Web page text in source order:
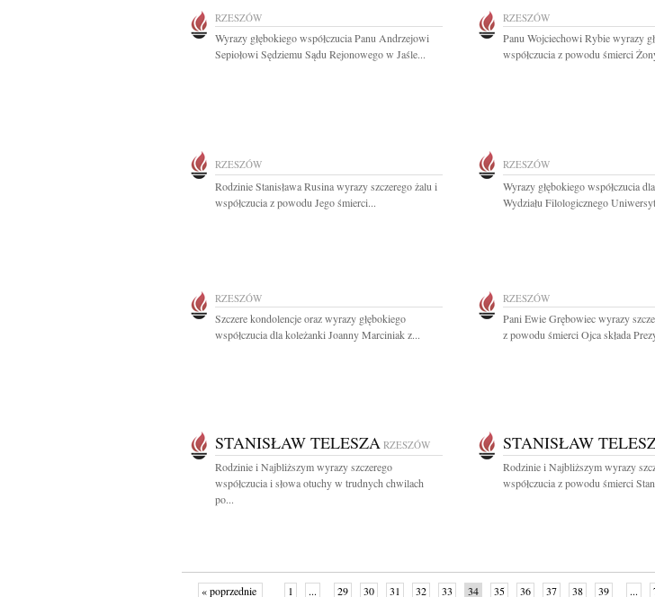
RZESZÓW
Wyrazy głębokiego współczucia Panu Andrzejowi
Sepiołowi Sędziemu Sądu Rejonowego w Jaśle...
RZESZÓW
Panu Wojciechowi Rybie wyrazy
współczucia z powodu śmierci
RZESZÓW
Rodzinie Stanisława Rusina wyrazy szczerego żalu i
współczucia z powodu Jego śmierci...
RZESZÓW
Wyrazy głębokiego współczucia
Wydziału Filologicznego
RZESZÓW
Szczere kondolencje oraz wyrazy głębokiego
współczucia dla koleżanki Joanny Marciniak z...
RZESZÓW
Pani Ewie Grębowiec wyrazy
z powodu śmierci Ojca składa
STANISŁAW TELESZA RZESZÓW
Rodzinie i Najbliższym wyrazy szczerego
współczucia i słowa otuchy w trudnych chwilach
po...
STANISŁAW
Rodzinie i Najbliższym wyrazy
współczucia z powodu śmierci
« poprzednie 1 ... 29 30 31 32 33 34 35 36 37 38 39 ...